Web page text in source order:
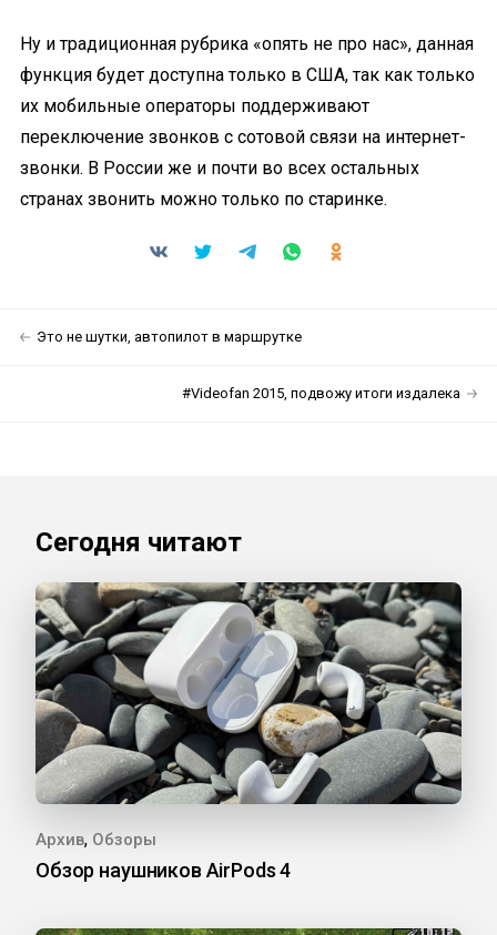
Ну и традиционная рубрика «опять не про нас», данная
функция будет доступна только в США, так как только
их мобильные операторы поддерживают
переключение звонков с сотовой связи на интернет-
звонки. В России же и почти во всех остальных
странах звонить можно только по старинке.
Это не шутки, автопилот в маршрутке
#Videofan 2015, подвожу итоги издалека
Сегодня читают
Архив, Обзоры
Обзор наушников AirPods 4